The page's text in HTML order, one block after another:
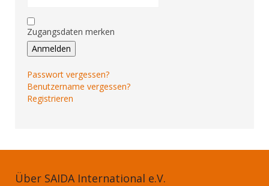
Zugangsdaten merken
Anmelden
Passwort vergessen?
Benutzername vergessen?
Registrieren
Über SAIDA International e.V.